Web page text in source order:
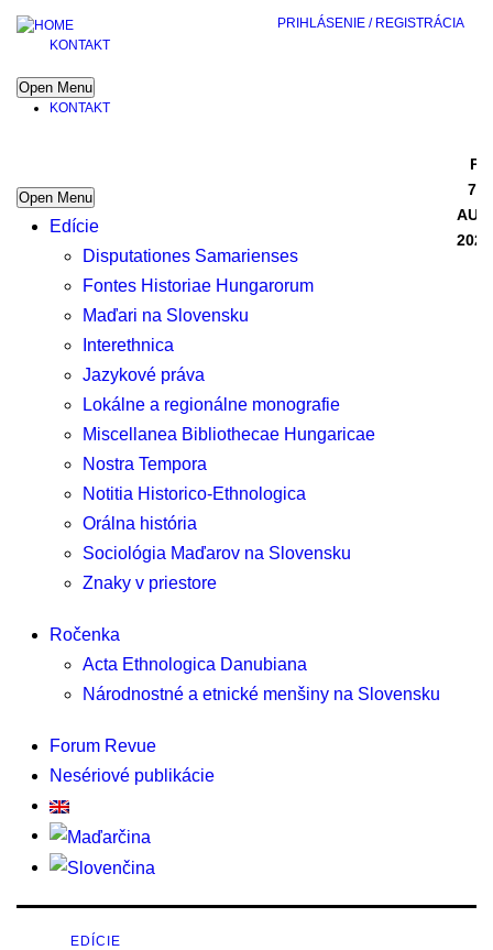
KONTAKT
Open Menu
KONTAKT
PRIHLÁSENIE / REGISTRÁCIA
Open Menu
Edície
Disputationes Samarienses
Fontes Historiae Hungarorum
Maďari na Slovensku
Interethnica
Jazykové práva
Lokálne a regionálne monografie
Miscellanea Bibliothecae Hungaricae
Nostra Tempora
Notitia Historico-Ethnologica
Orálna história
Sociológia Maďarov na Slovensku
Znaky v priestore
Ročenka
Acta Ethnologica Danubiana
Národnostné a etnické menšiny na Slovensku
Forum Revue
Nesériové publikácie
7
2026
EDÍCIE